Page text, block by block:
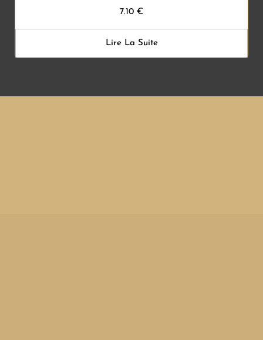
7.10 €
Lire La Suite